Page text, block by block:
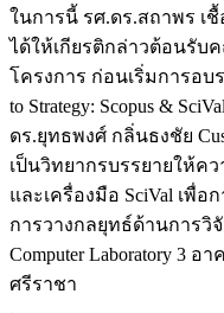
ในการนี้ รศ.ดร.สถาพร เ
ได้ให้เกียรติกล่าวต้อนรับ
โครงการ ก่อนเริ่มการอบ
to Strategy: Scopus &
ดร.ยุทธพงศ์ กลิ่นธงชัย
เป็นวิทยากรบรรยายให้ค
และเครื่องมือ SciVal เพื่
การวางกลยุทธ์ด้านการ
Computer Laboratory 3
ศรีราชา